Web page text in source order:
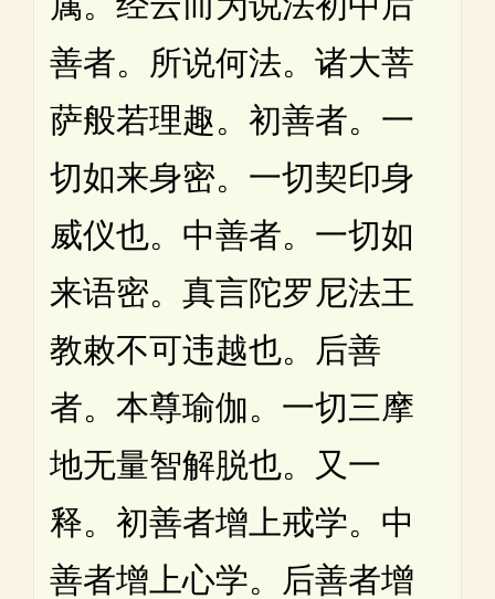
善者。所说何法。诸大菩
萨般若理趣。初善者。一
切如来身密。一切契印身
威仪也。中善者。一切如
来语密。真言陀罗尼法王
教敕不可违越也。后善
者。本尊瑜伽。一切三摩
地无量智解脱也。又一
释。初善者增上戒学。中
善者增上心学。后善者增